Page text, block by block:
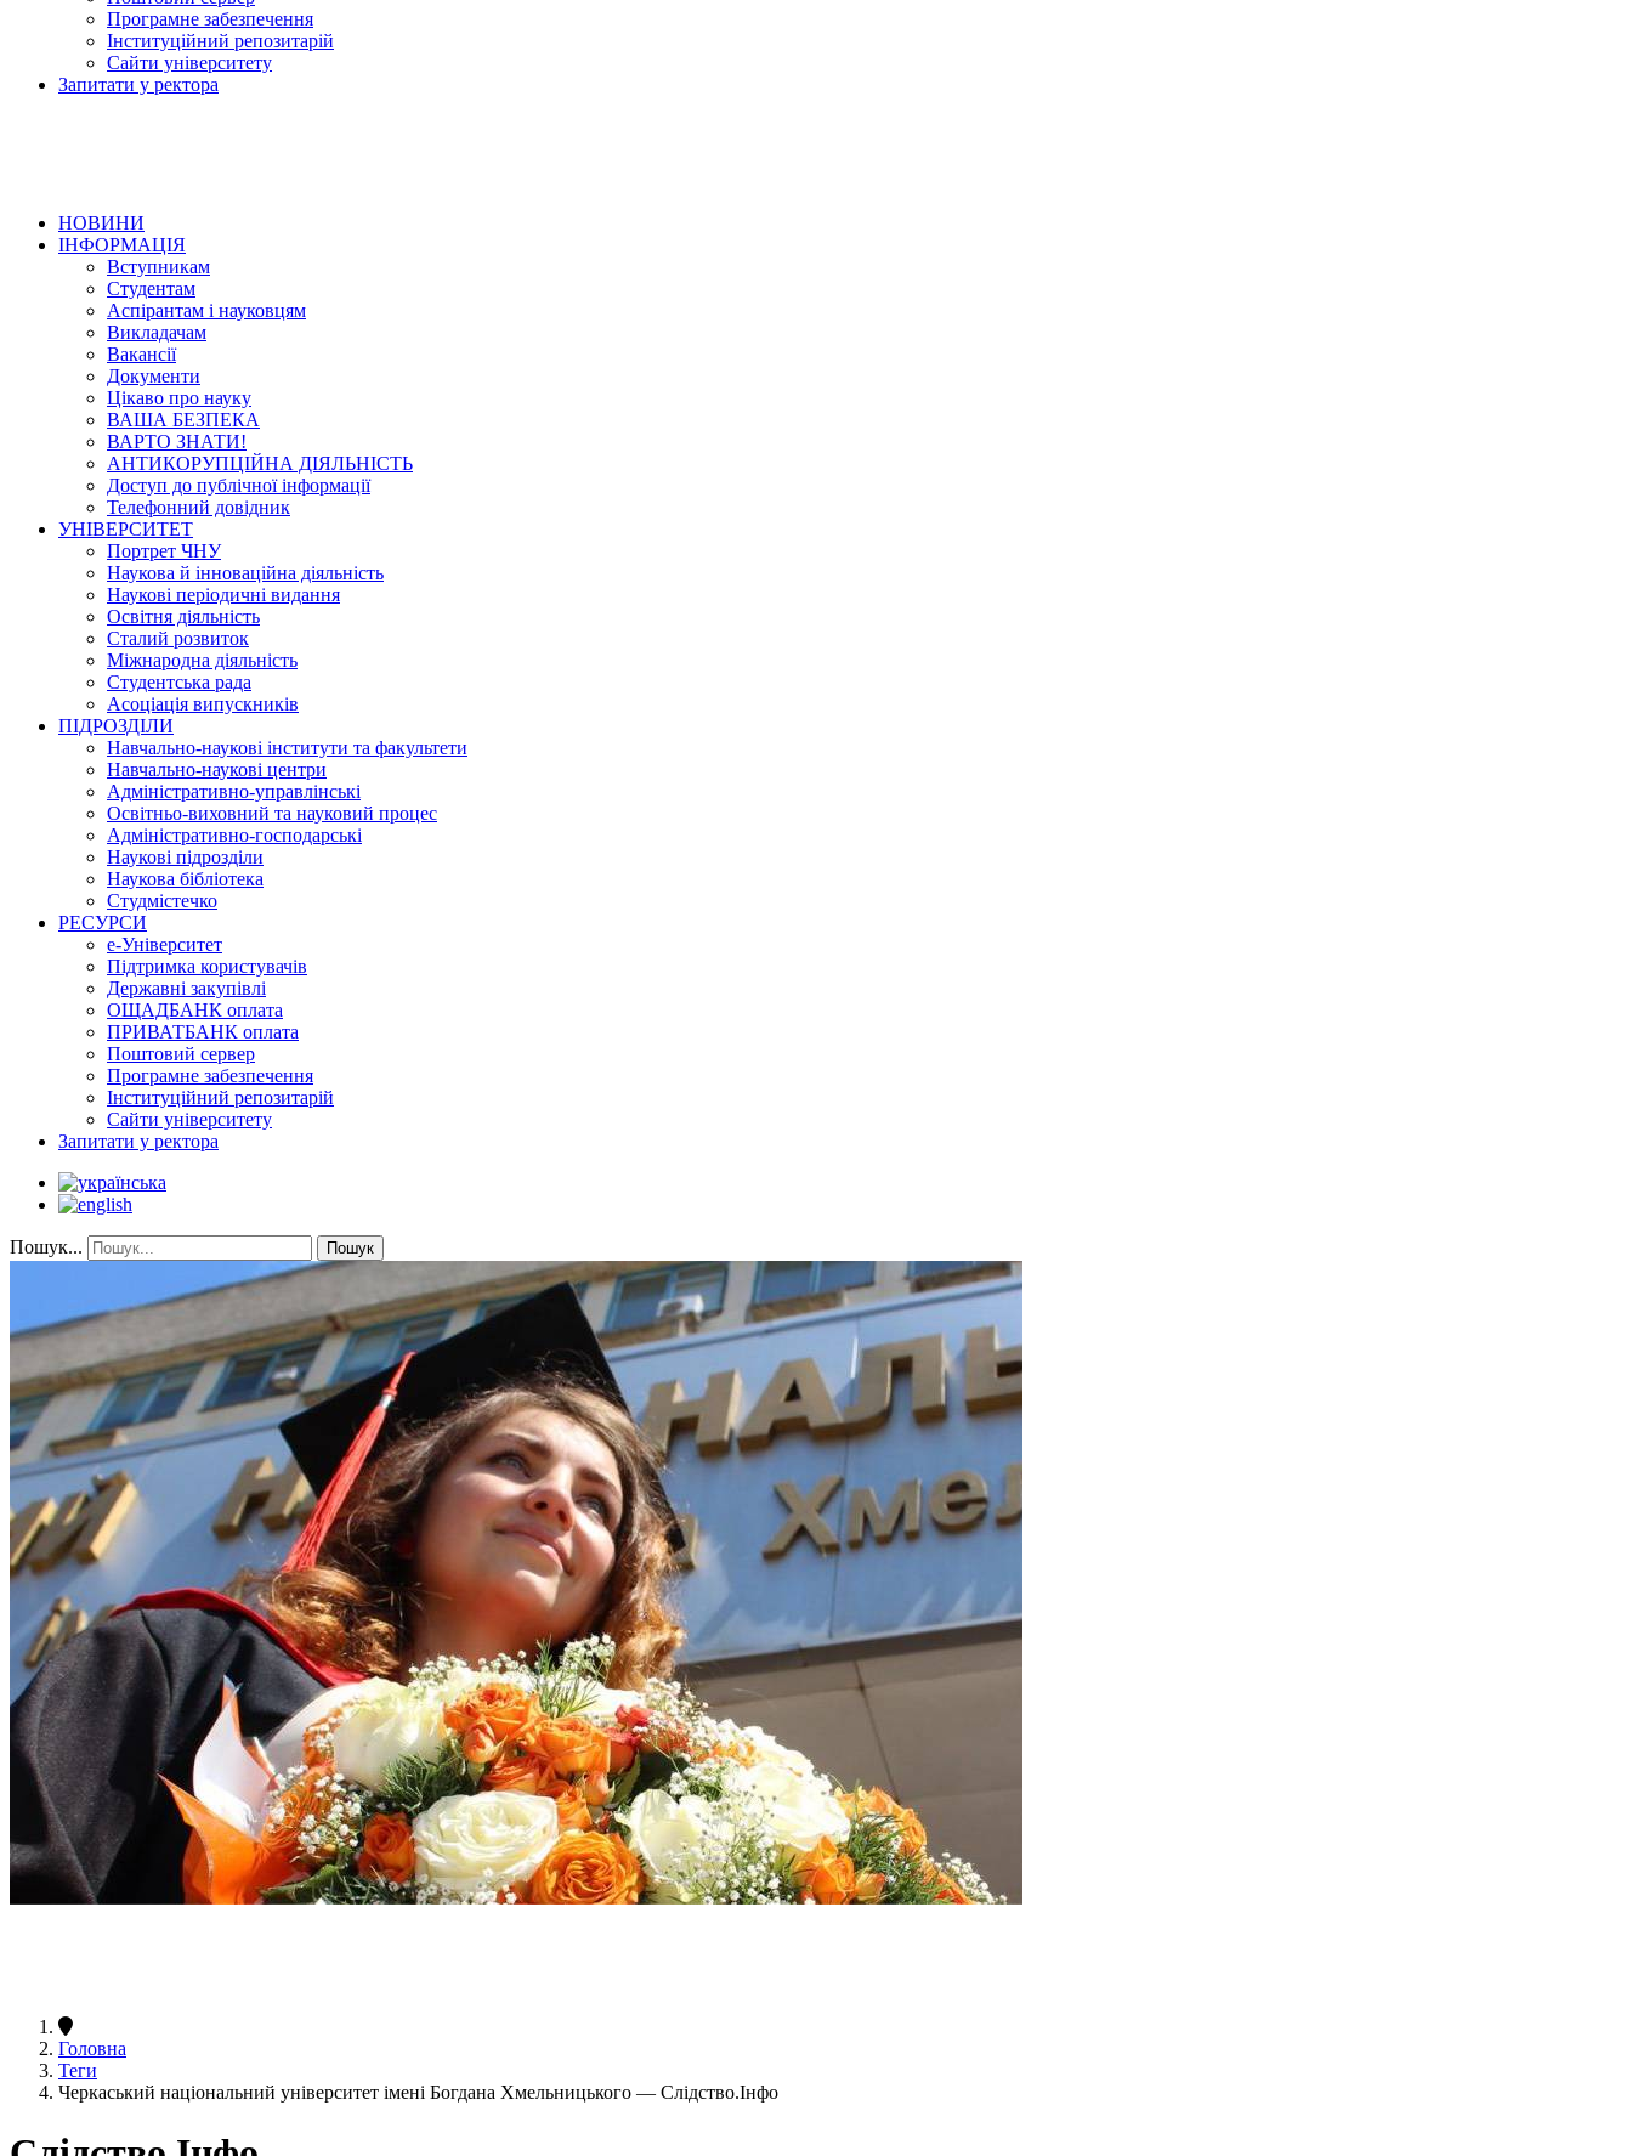
Програмне забезпечення
Інституційний репозитарій
Сайти університету
Запитати у ректора
НОВИНИ
ІНФОРМАЦІЯ
Вступникам
Студентам
Аспірантам і науковцям
Викладачам
Вакансії
Документи
Цікаво про науку
ВАША БЕЗПЕКА
ВАРТО ЗНАТИ!
АНТИКОРУПЦІЙНА ДІЯЛЬНІСТЬ
Доступ до публічної інформації
Телефонний довідник
УНІВЕРСИТЕТ
Портрет ЧНУ
Наукова й інноваційна діяльність
Наукові періодичні видання
Освітня діяльність
Сталий розвиток
Міжнародна діяльність
Студентська рада
Асоціація випускників
ПІДРОЗДІЛИ
Навчально-наукові інститути та факультети
Навчально-наукові центри
Адміністративно-управлінські
Освітньо-виховний та науковий процес
Адміністративно-господарські
Наукові підрозділи
Наукова бібліотека
Студмістечко
РЕСУРСИ
е-Університет
Підтримка користувачів
Державні закупівлі
ОЩАДБАНК оплата
ПРИВАТБАНК оплата
Поштовий сервер
Програмне забезпечення
Інституційний репозитарій
Сайти університету
Запитати у ректора
Пошук... Пошук
Головна
Теги
Черкаський національний університет імені Богдана Хмельницького — Слідство.Інфо